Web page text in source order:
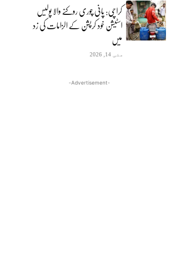
کراچی: پانی چوری روکنے والا پولیس
اسٹیشن خود کرپشن کے الزامات کی زد
میں
مئی 14, 2026
-Advertisement-